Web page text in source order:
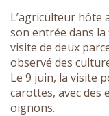
L’agriculteur hôte
son entrée dans
visite de deux
observé des
Le 9 juin, la visite
carottes, avec des
oignons.